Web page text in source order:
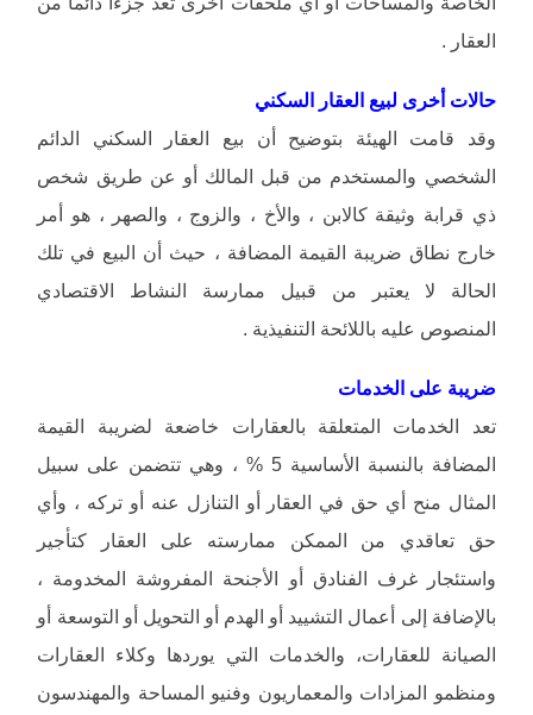
العقار .
حالات أخرى لبيع العقار السكني
وقد قامت الهيئة بتوضيح أن بيع العقار السكني الدائم
الشخصي والمستخدم من قبل المالك أو عن طريق شخص
ذي قرابة وثيقة كالابن ، والأخ ، والزوج ، والصهر ، هو أمر
خارج نطاق ضريبة القيمة المضافة ، حيث أن البيع في تلك
الحالة لا يعتبر من قبيل ممارسة النشاط الاقتصادي
المنصوص عليه باللائحة التنفيذية .
ضريبة على الخدمات
تعد الخدمات المتعلقة بالعقارات خاضعة لضريبة القيمة
المضافة بالنسبة الأساسية 5 % ، وهي تتضمن على سبيل
المثال منح أي حق في العقار أو التنازل عنه أو تركه ، وأي
حق تعاقدي من الممكن ممارسته على العقار كتأجير
واستئجار غرف الفنادق أو الأجنحة المفروشة المخدومة ،
بالإضافة إلى أعمال التشييد أو الهدم أو التحويل أو التوسعة أو
الصيانة للعقارات، والخدمات التي يوردها وكلاء العقارات
ومنظمو المزادات والمعماريون وفنيو المساحة والمهندسون